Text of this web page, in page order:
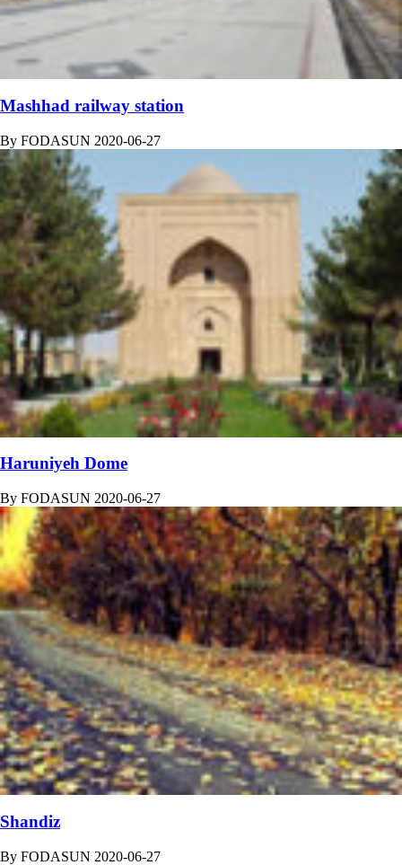
Mashhad railway station
By FODASUN 2020-06-27
Haruniyeh Dome
By FODASUN 2020-06-27
Shandiz
By FODASUN 2020-06-27